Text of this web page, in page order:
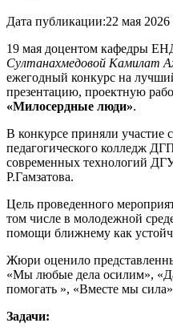
Дата публикации:22 мая 2026
19 мая доцентом кафедры
Султанахмедовой Камилат
ежегодный конкурс на
презентацию, проектную
«Милосердные люди».
В конкурсе приняли участие
педагогического колледж
современных технологий
Р.Гамзатова.
Цель проведенного
том числе в молодежной
помощи ближнему как
Жюри оценило
«Мы любые дела осилим»,
помогать », «Вместе мы
Задачи: